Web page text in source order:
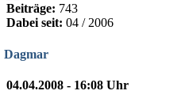
Beiträge: 743
Dabei seit: 04 / 2006
Dagmar
04.04.2008 - 16:08 Uhr